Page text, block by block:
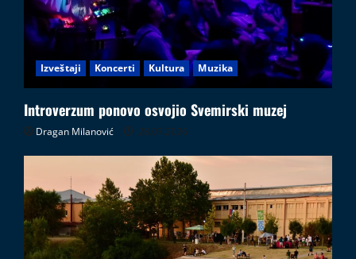
Izveštaji Koncerti Kultura Muzika
Introverzum ponovo osvojio Svemirski muzej
Dragan Milanović 28.07.2026